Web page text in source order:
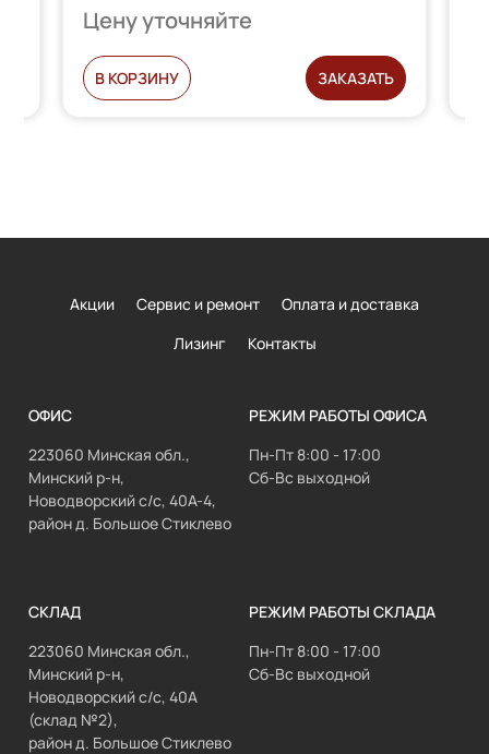
Цену уточняйте
В КОРЗИНУ ЗАКАЗАТЬ
Акции Сервис и ремонт
Оплата и доставка
Лизинг
Контакты
ОФИС
223060 Минская обл.,
Минский р-н,
Новодворский с/с, 40А-4,
район д. Большое Стиклево
РЕЖИМ РАБОТЫ ОФИСА
Пн-Пт 8:00 - 17:00
Сб-Вс выходной
СКЛАД
223060 Минская обл.,
Минский р-н,
Новодворский с/с, 40А
(склад №2),
район д. Большое Стиклево
РЕЖИМ РАБОТЫ СКЛАДА
Пн-Пт 8:00 - 17:00
Сб-Вс выходной